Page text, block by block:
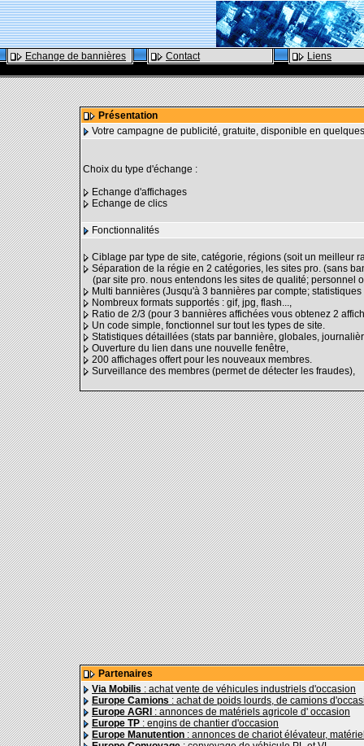
Présentation
Votre campagne de publicité, gratuite, disponible en
Choix du type d'échange :
Echange d'affichages
Echange de clics
Fonctionnalités
Ciblage par type de site, catégorie, régions (soit un meilleur
Séparation de la régie en 2 catégories, les sites pro. (sans
(par site pro. nous entendons les sites de qualité; personnel
Multi bannières (Jusqu'à 3 bannières par compte;
Nombreux formats supportés : gif, jpg, flash...,
Ratio de 2/3 (pour 3 bannières affichées vous obtenez 2
Un code simple, fonctionnel sur tout les types de site.
Statistiques détaillées (stats par bannière, globales,
Ouverture du lien dans une nouvelle fenêtre,
200 affichages offert pour les nouveaux membres.
Surveillance des membres (permet de détecter les fraudes),
Partenaires
Via Mobilis : achat vente de véhicules industriels d'occasion
Europe Camions : achat de poids lourds, de camions
Europe AGRI : annonces de matériels agricole d' occasion
Europe TP : engins de chantier d'occasion
Europe Manutention : annonces de chariot élévateur,
Echange de bannières Contact Liens